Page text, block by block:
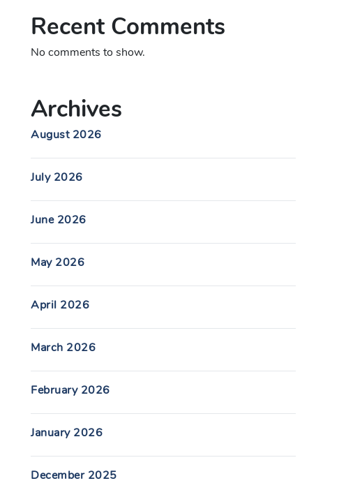
Recent Comments
No comments to show.
Archives
August 2026
July 2026
June 2026
May 2026
April 2026
March 2026
February 2026
January 2026
December 2025